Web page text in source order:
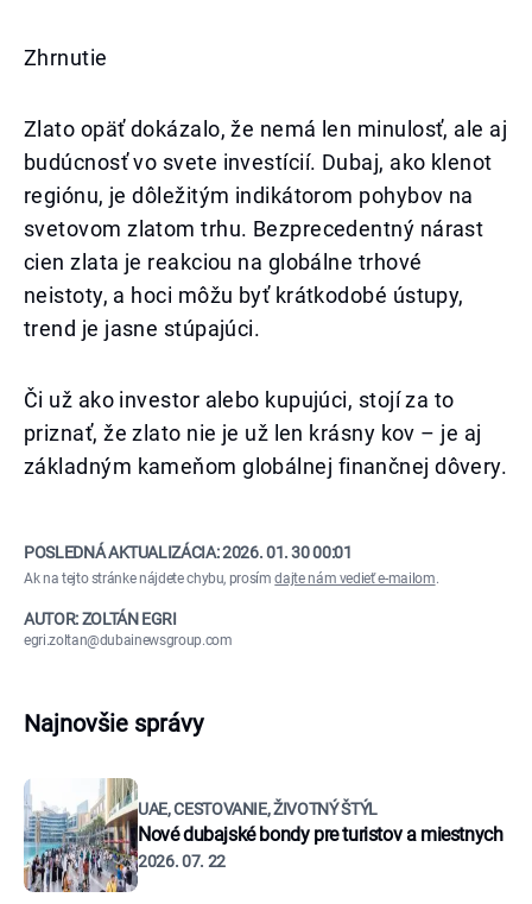
Zhrnutie
Zlato opäť dokázalo, že nemá len minulosť, ale aj
budúcnosť vo svete investícií. Dubaj, ako klenot
regiónu, je dôležitým indikátorom pohybov na
svetovom zlatom trhu. Bezprecedentný nárast
cien zlata je reakciou na globálne trhové
neistoty, a hoci môžu byť krátkodobé ústupy,
trend je jasne stúpajúci.
Či už ako investor alebo kupujúci, stojí za to
priznať, že zlato nie je už len krásny kov – je aj
základným kameňom globálnej finančnej dôvery.
POSLEDNÁ AKTUALIZÁCIA:2026. 01. 30 00:01
Ak na tejto stránke nájdete chybu, prosímdajte nám vedieť e-mailom.
AUTOR: ZOLTÁN EGRI
egri.zoltan@dubainewsgroup.com
Najnovšie správy
UAE, CESTOVANIE, ŽIVOTNÝ ŠTÝL
Nové dubajské bondy pre turistov a miestnych
2026. 07. 22